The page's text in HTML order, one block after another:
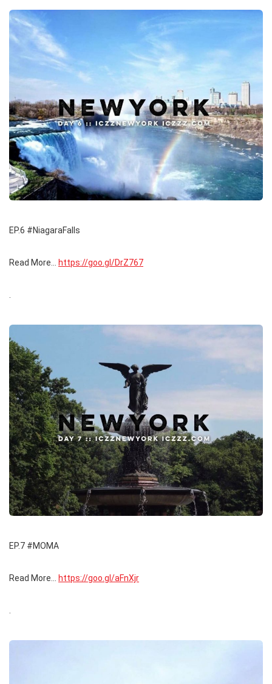
EP.6 #NiagaraFalls
Read More… https://goo.gl/DrZ767
EP.7 #MOMA
Read More… https://goo.gl/aFnXjr